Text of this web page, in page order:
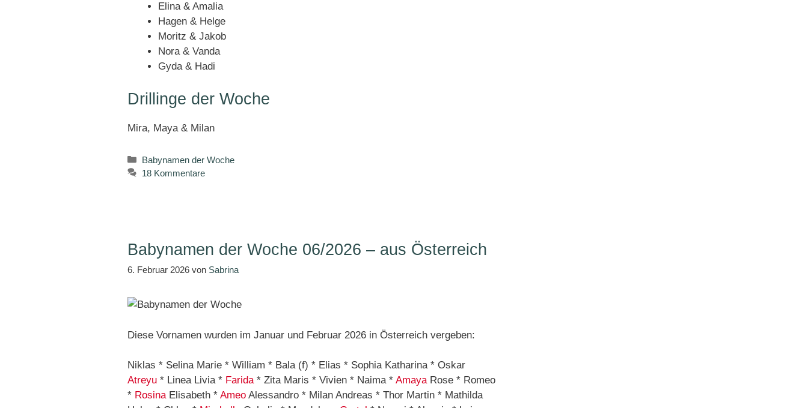
Elina & Amalia
Hagen & Helge
Moritz & Jakob
Nora & Vanda
Gyda & Hadi
Drillinge der Woche
Mira, Maya & Milan
Kategorien
Babynamen der Woche
18 Kommentare
Babynamen der Woche 06/2026 – aus Österreich
6. Februar 2026 von Sabrina
Diese Vornamen wurden im Januar und Februar 2026 in Österreich vergeben:
Niklas * Selina Marie * William * Bala (f) * Elias * Sophia Katharina * Oskar
Atreyu * Linea Livia * Farida* Zita Maris * Vivien * Naima * AmayaRose * Romeo
* RosinaElisabeth * Ameo Alessandro * Milan Andreas * Thor Martin * Mathilda